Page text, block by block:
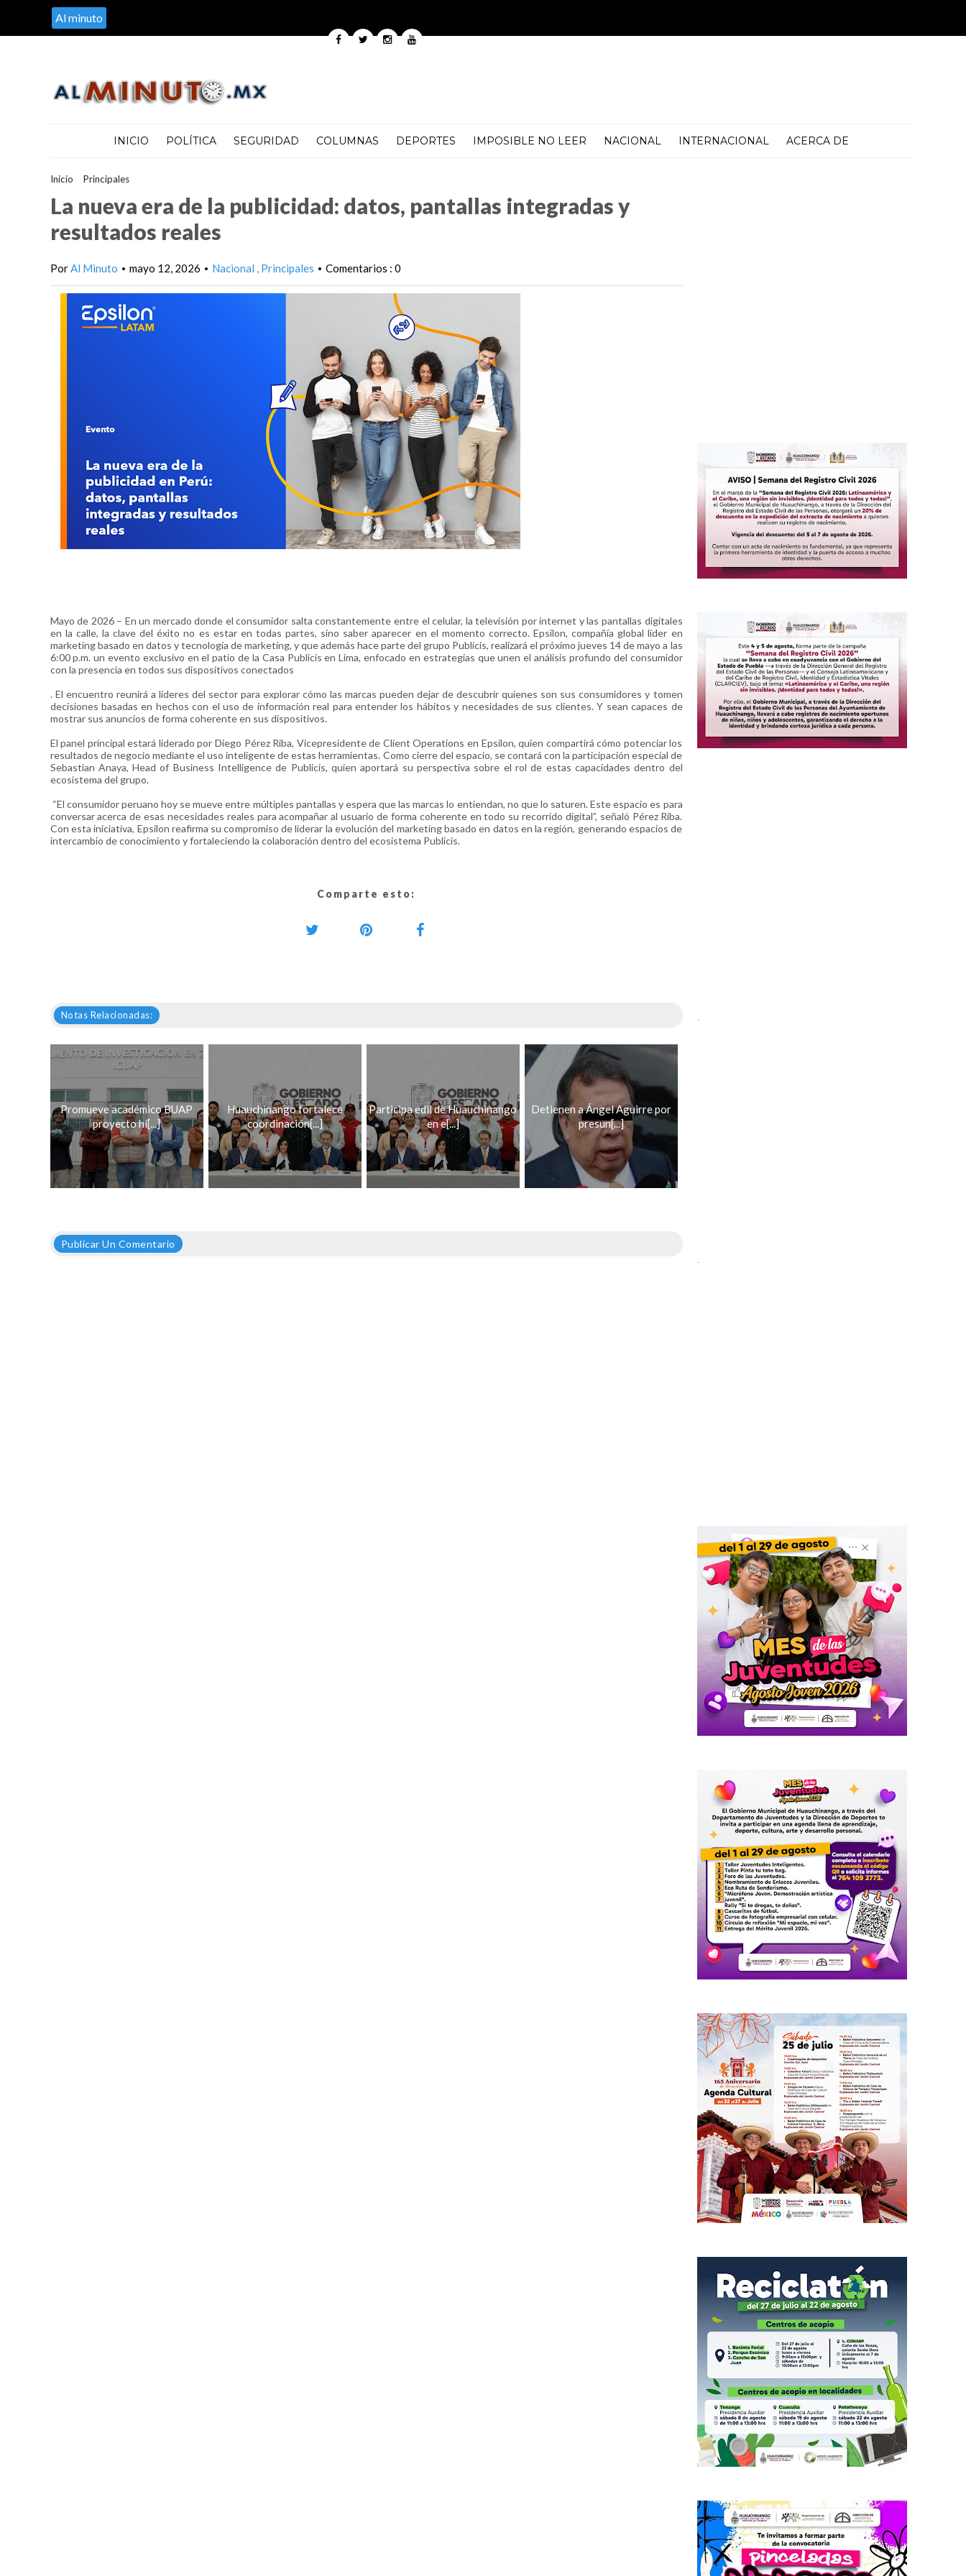
Al minuto
INICIO POLÍTICA SEGURIDAD COLUMNAS DEPORTES IMPOSIBLE NO LEER NACIONAL INTERNACIONAL ACERCA DE
Inicio Principales>
La nueva era de la publicidad: datos, pantallas integradas y
resultados reales
PorAl Minuto • mayo 12, 2026 • Nacional Principales • Comentarios : 0
Mayo de 2026 – En un mercado donde el consumidor salta constantemente entre el celular, la televisión por internet y las pantallas digitales
en la calle, la clave del éxito no es estar en todas partes, sino saber aparecer en el momento correcto. Epsilon, compañía global líder en
marketing basado en datos y tecnología de marketing, y que además hace parte del grupo Publicis, realizará el próximo jueves 14 de mayo a las
6:00 p.m. un evento exclusivo en el patio de la Casa Publicis en Lima, enfocado en estrategias que unen el análisis profundo del consumidor
con la presencia en todos sus dispositivos conectados
. El encuentro reunirá a líderes del sector para explorar cómo las marcas pueden dejar de descubrir quienes son sus consumidores y tomen
decisiones basadas en hechos con el uso de información real para entender los hábitos y necesidades de sus clientes. Y sean capaces de
mostrar sus anuncios de forma coherente en sus dispositivos.
El panel principal estará liderado por Diego Pérez Riba, Vicepresidente de Client Operations en Epsilon, quien compartirá cómo potenciar los
resultados de negocio mediante el uso inteligente de estas herramientas. Como cierre del espacio, se contará con la participación especial de
Sebastian Anaya, Head of Business Intelligence de Publicis, quien aportará su perspectiva sobre el rol de estas capacidades dentro del
ecosistema del grupo.
“El consumidor peruano hoy se mueve entre múltiples pantallas y espera que las marcas lo entiendan, no que lo saturen. Este espacio es para
conversar acerca de esas necesidades reales para acompañar al usuario de forma coherente en todo su recorrido digital”, señaló Pérez Riba.
Con esta iniciativa, Epsilon reafirma su compromiso de liderar la evolución del marketing basado en datos en la región, generando espacios de
intercambio de conocimiento y fortaleciendo la colaboración dentro del ecosistema Publicis.
Comparte esto:
Notas Relacionadas:
Promueve académico BUAP
proyecto hí[...]
Huauchinango fortalece
coordinación[...]
Participa edil de Huauchinango
en e[...]
Detienen a Ángel Aguirre por
presun[...]
Publicar Un Comentario
.
.